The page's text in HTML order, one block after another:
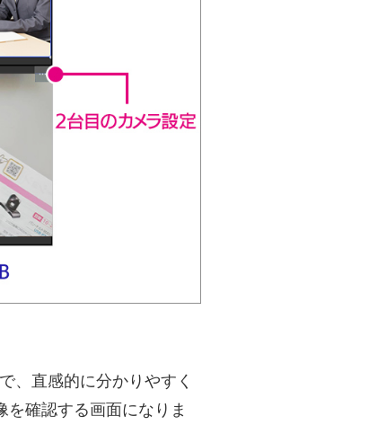
、直感的に分かりやすく
確認する画面になりま